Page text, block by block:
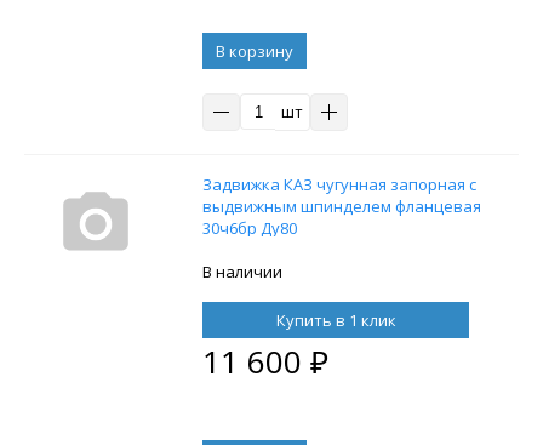
В корзину
шт
Задвижка КАЗ чугунная запорная с
выдвижным шпинделем фланцевая
30ч6бр Ду80
В наличии
Купить в 1 клик
11 600 ₽